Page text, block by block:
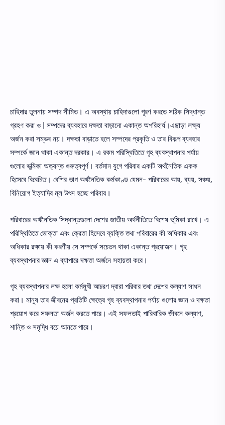
চাহিদার তুলনায় সম্পদ সীমিত। এ অবস্থায় চাহিদাগুলাে পূরণ করতে সঠিক সিদ্ধান্ত
গ্রহণ করা ও | সম্পদের ব্যবহারে দক্ষতা বাড়ানাে একান্ত অপরিহার্য।এছাড়া লক্ষ্য
অর্জন করা সম্ভব নয়। দক্ষতা বাড়াতে হলে সম্পদের প্রকৃতি ও তার বিকল্প ব্যবহার
সম্পর্কে জ্ঞান থাকা একান্ত দরকার। এ রকম পরিস্থিতিতে গৃহ ব্যবস্থাপনার পর্যায়
গুলোর ভূমিকা অত্যন্ত গুরুত্বপূর্ণ। বর্তমান যুগে পরিবার একটি অর্থনৈতিক একক
হিসেবে বিবেচিত। বেশির ভাগ অর্থনৈতিক কর্মকাণ্ড যেমন- পরিবারের আয়, ব্যয়, সঞ্চয়,
বিনিয়ােগ ইত্যাদির মূল উৎস হচ্ছে পরিবার।
পরিবারের অর্থনৈতিক সিদ্ধান্তগুলাে দেশের জাতীয় অর্থনীতিতে বিশেষ ভূমিকা রাখে। এ
পরিস্থিতিতে ভােক্তা এবং ক্রেতা হিসেবে ব্যক্তি তথা পরিবারের কী অধিকার এবং
অধিকার রক্ষায় কী করণীয় সে সম্পর্কে সচেতন থাকা একান্ত প্রয়ােজন। গৃহ
ব্যবস্থাপনার জ্ঞান এ ব্যাপারে দক্ষতা অর্জনে সহায়তা করে।
গৃহ ব্যবস্থাপনার লক্ষ হলাে কর্মমুখী আচরণ দ্বারা পরিবার তথা দেশের কল্যাণ সাধন
করা। মানুষ তার জীবনের প্রতিটি ক্ষেত্রে গৃহ ব্যবস্থাপনার পর্যায় গুলোর জ্ঞান ও দক্ষতা
প্রয়ােগ করে সফলতা অর্জন করতে পারে। এই সফলতাই পারিবারিক জীবনে কল্যাণ,
শান্তি ও সমৃদ্ধি বয়ে আনতে পারে।